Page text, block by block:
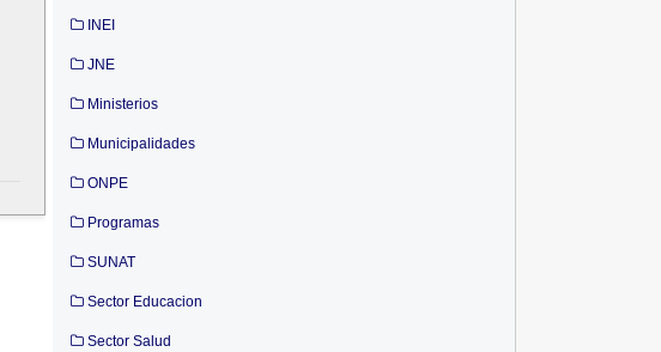
INEI
JNE
Ministerios
Municipalidades
ONPE
Programas
SUNAT
Sector Educacion
Sector Salud